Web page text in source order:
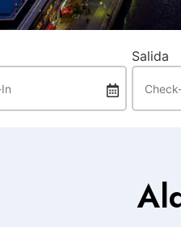
Salida